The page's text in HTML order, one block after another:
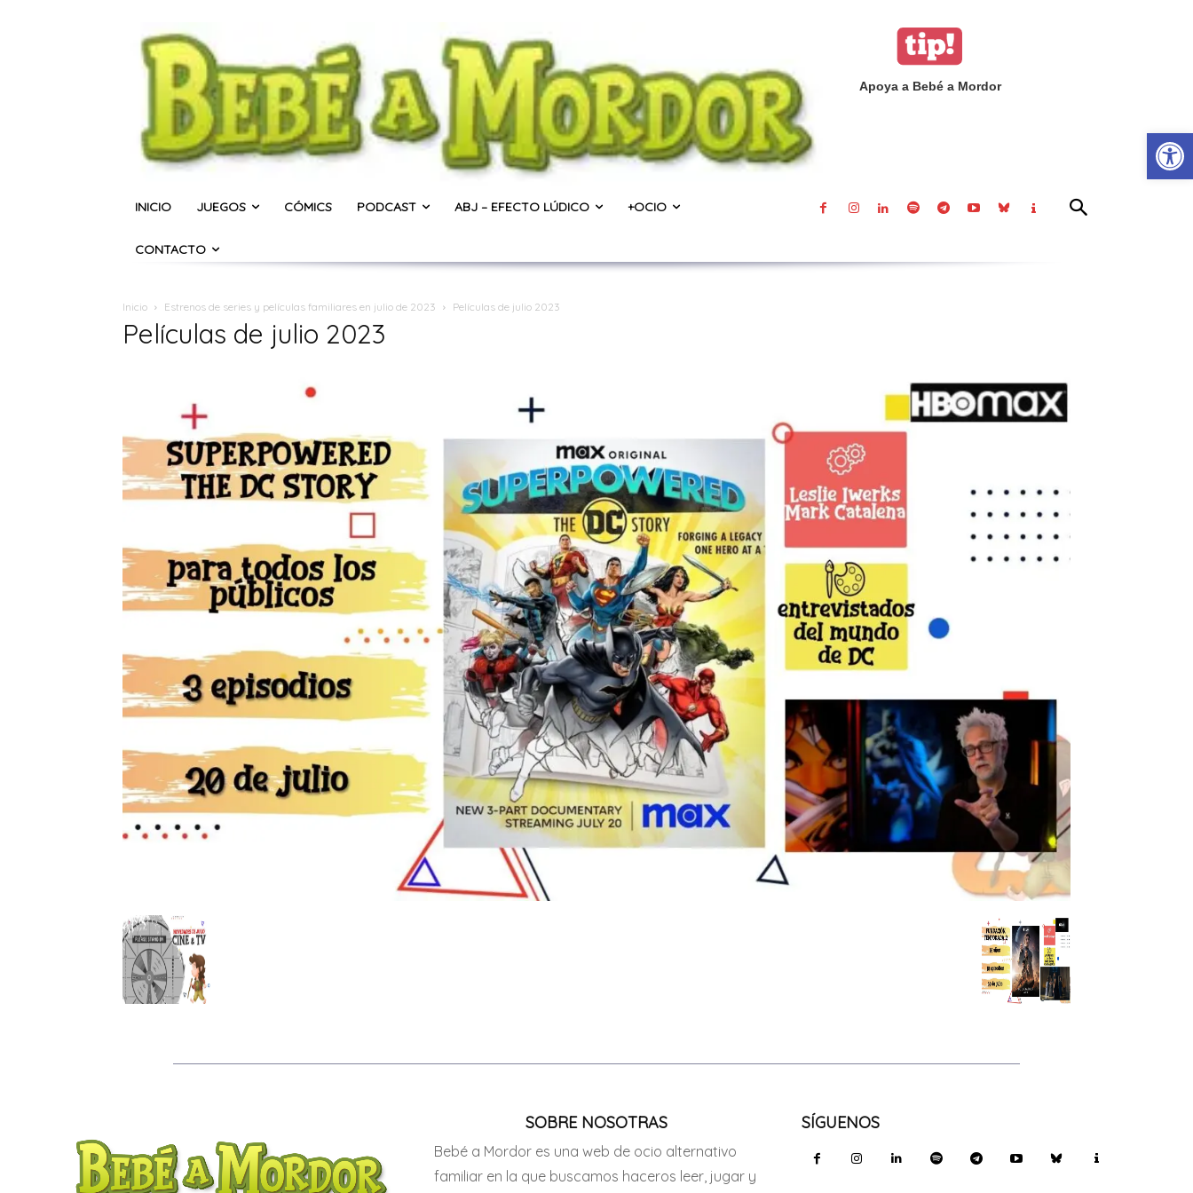
Apoya a Bebé a Mordor
INICIO JUEGOS CÓMICS PODCAST ABJ – EFECTO LÚDICO +OCIO
CONTACTO
Inicio Estrenos de series y películas familiares en julio de 2023 Películas de julio 2023
Películas de julio 2023
SOBRE NOSOTRAS
Bebé a Mordor es una web de ocio alternativo
familiar en la que buscamos haceros leer, jugar y
SÍGUENOS